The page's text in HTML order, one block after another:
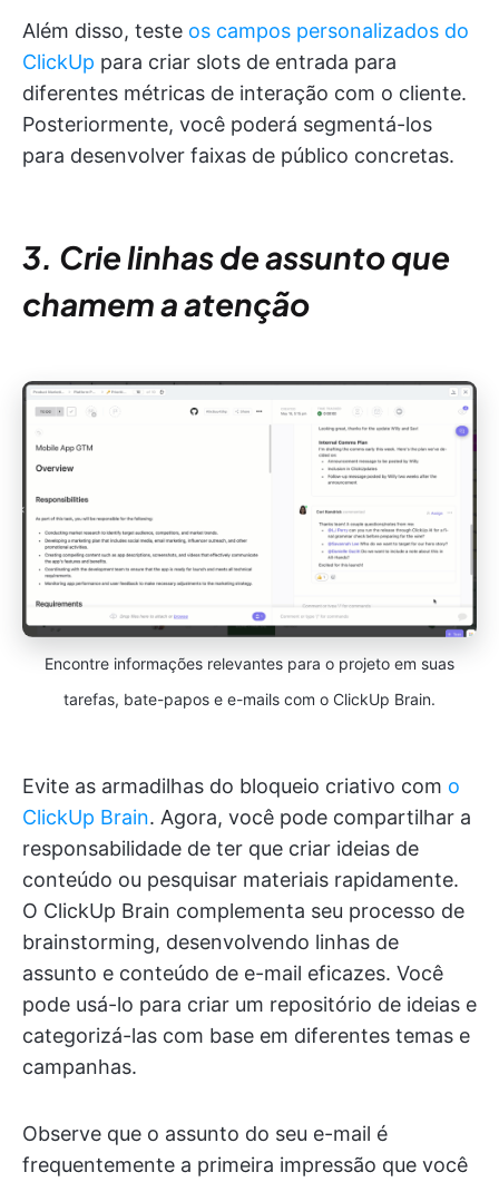
Além disso, teste os campos personalizados do
ClickUp para criar slots de entrada para
diferentes métricas de interação com o cliente.
Posteriormente, você poderá segmentá-los
para desenvolver faixas de público concretas.
3. Crie linhas de assunto que
chamem a atenção
Encontre informações relevantes para o projeto em suas
tarefas, bate-papos e e-mails com o ClickUp Brain.
Evite as armadilhas do bloqueio criativo com o
ClickUp Brain. Agora, você pode compartilhar a
responsabilidade de ter que criar ideias de
conteúdo ou pesquisar materiais rapidamente.
O ClickUp Brain complementa seu processo de
brainstorming, desenvolvendo linhas de
assunto e conteúdo de e-mail eficazes. Você
pode usá-lo para criar um repositório de ideias e
categorizá-las com base em diferentes temas e
campanhas.
Observe que o assunto do seu e-mail é
frequentemente a primeira impressão que você